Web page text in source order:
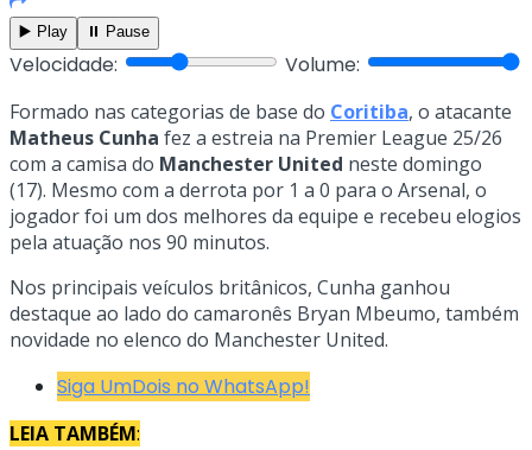
▶️ Play ⏸️ Pause
Velocidade: Volume:
Formado nas categorias de base do Coritiba, o atacante
Matheus Cunha fez a estreia na Premier League 25/26
com a camisa do Manchester United neste domingo
(17). Mesmo com a derrota por 1 a 0 para o Arsenal, o
jogador foi um dos melhores da equipe e recebeu elogios
pela atuação nos 90 minutos.
Nos principais veículos britânicos, Cunha ganhou
destaque ao lado do camaronês Bryan Mbeumo, também
novidade no elenco do Manchester United.
Siga UmDois no WhatsApp!
LEIA TAMBÉM: